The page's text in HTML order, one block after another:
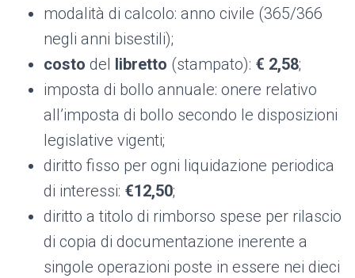
modalità di calcolo: anno civile (365/366
negli anni bisestili);
costo del libretto (stampato): € 2,58;
imposta di bollo annuale: onere relativo
all’imposta di bollo secondo le disposizioni
legislative vigenti;
diritto fisso per ogni liquidazione periodica
di interessi: €12,50;
diritto a titolo di rimborso spese per rilascio
di copia di documentazione inerente a
singole operazioni poste in essere nei dieci